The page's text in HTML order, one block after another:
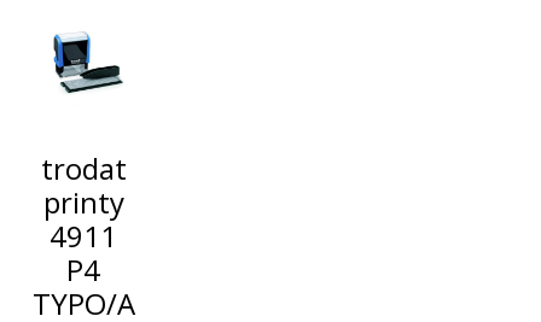
trodat
printy
4911
P4
TYPO/A